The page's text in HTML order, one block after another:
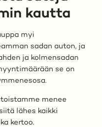
kautta
myi
sadan auton, ja
ja kolmensadan
se on
menee
lähes kaikki
kertoo.